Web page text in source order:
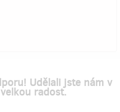
Udělali jste nám v
radost.